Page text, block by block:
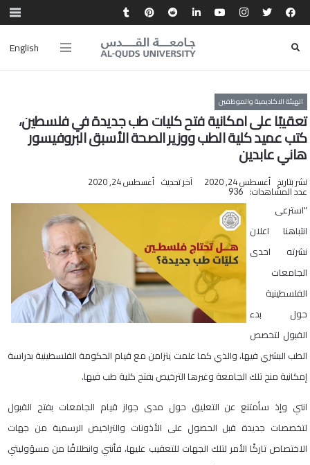
English
الهيئة الاكاديمية والموظفين
تعقيبًا على امكانية فتح كليات طب جديدة في فلسطين،
كتب عميد كلية الطب ووزير الصحة الأسبق البروفيسور
هاني عابدين
نشر بتاريخ أغسطس 24, 2020 آخر تحديث أغسطس 24, 2020
عدد المشاهدات: 936
"استرعى
انتباهنا اعلان
نشرته احدى
الجامعات
الفلسطينية
حول بدء
القبول لتخصص
الطب البشري فيها، والذي كما علمت يتزامن مع قيام الحكومة الفلسطينية بدراسة
إمكانية منح تلك الجامعة وغيرها الترخيص بفتح كلية طب فيها.
انني وإذ سأمتنع عن التعليق حول مدى جواز قيام الجامعات بفتح القبول
لتخصصات جديدة قبل الحصول على الأذونات والتراخيص الرسمية من جهات
الاختصاص تاركًا الأمر لتلك الجهات للتعقيب عليها، فأنني وانطلاقًا من مسؤوليتي